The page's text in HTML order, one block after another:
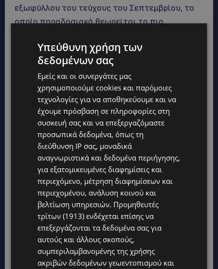
εξωφύλλου του τεύχους του Σεπτεμβρίου, το
οποίο παραδοσιακά θεωρείται το πιο
πιστεύω πως αυτή η βιομηχανία γίνεται ολοένα
και καλύτερη για τα μαύρα μοντέλα. Τα
πράγματα έχουν αλλάξει, αν και η προκατάληψη
ποτέ δεν απουσιάζει εντελώς».
Στόχος της, είναι όπως αποτελεί η σύνδεση
των μοντέλων και σχεδιαστών από την Αφρική
με τον υπόλοιπο κόσμο. Ως παραδείγματα της
δράσης της, αναφέρει το γεγονός ότι υπήρξε
συμπαραγωγός της Εβδομάδας Μόδας στο
Λάγος της Νιγηρίας και την συμμετοχή της
στην Σύνοδο Κορυφής Αφρικανών Γυναικών στο
Ντουρμπάν της Νοτίου Αφρικής. «Θέλω να
ανταποδώσω. Είναι τόσο απλό. Δεν μπορώ να
κάνω τα πάντα, αλλά αυτά που μπορώ, θέλω να
τα κάνω. Ποτέ δεν θα χρησιμοποιήσω την λέξη
Υπεύθυνη χρήση των
δεδομένων σας
Εμείς και οι συνεργάτες μας
χρησιμοποιούμε cookies και παρόμοιες
τεχνολογίες για να αποθηκεύουμε και να
έχουμε πρόσβαση σε πληροφορίες στη
συσκευή σας και να επεξεργαζόμαστε
προσωπικά δεδομένα, όπως τη
διεύθυνση IP σας, μοναδικά
αναγνωριστικά και δεδομένα περιήγησης,
για εξατομικευμένες διαφημίσεις και
περιεχόμενο, μέτρηση διαφημίσεων και
περιεχομένου, ανάλυση κοινού και
βελτίωση υπηρεσιών. Προμηθευτές
τρίτων (1913) ενδέχεται επίσης να
επεξεργάζονται τα δεδομένα σας για
αυτούς και άλλους σκοπούς,
συμπεριλαμβανομένης της χρήσης
ακριβών δεδομένων γεωεντοπισμού και